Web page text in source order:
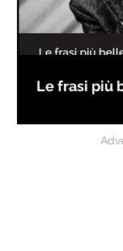
Le frasi più